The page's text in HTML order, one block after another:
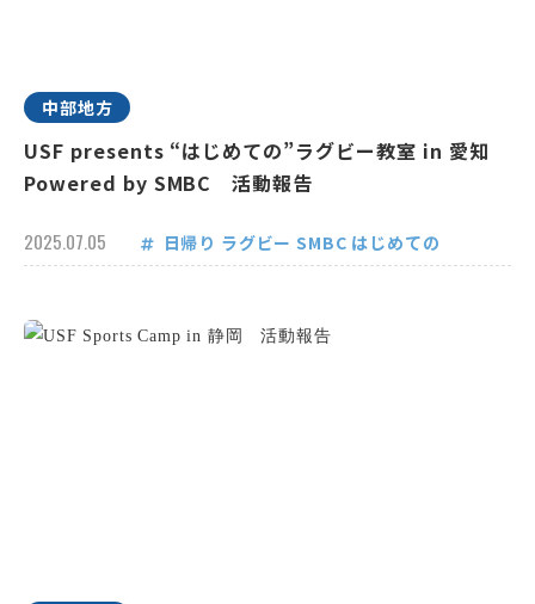
中部地方
USF presents “はじめての”ラグビー教室 in 愛知
Powered by SMBC 活動報告
2025.07.05 日帰り ラグビー SMBC はじめての